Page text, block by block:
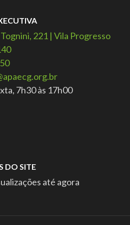
221 | Vila Progresso
7h30 às 17h00
DO SITE
até agora